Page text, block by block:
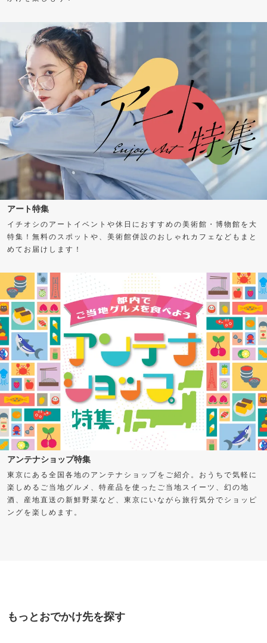
アート特集
イチオシのアートイベントや休日におすすめの美術館・博物館を大
特集！無料のスポットや、美術館併設のおしゃれカフェなどもまと
めてお届けします！
アンテナショップ特集
東京にある全国各地のアンテナショップをご紹介。おうちで気軽に
楽しめるご当地グルメ、特産品を使ったご当地スイーツ、幻の地
酒、産地直送の新鮮野菜など、東京にいながら旅行気分でショッピ
ングを楽しめます。
もっとおでかけ先を探す